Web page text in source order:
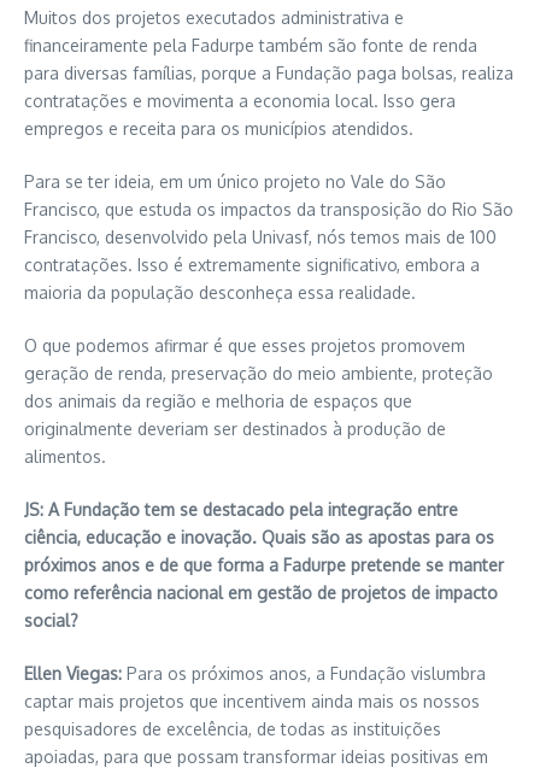
Muitos dos projetos executados administrativa e
financeiramente pela Fadurpe também são fonte de renda
para diversas famílias, porque a Fundação paga bolsas, realiza
contratações e movimenta a economia local. Isso gera
empregos e receita para os municípios atendidos.
Para se ter ideia, em um único projeto no Vale do São
Francisco, que estuda os impactos da transposição do Rio São
Francisco, desenvolvido pela Univasf, nós temos mais de 100
contratações. Isso é extremamente significativo, embora a
maioria da população desconheça essa realidade.
O que podemos afirmar é que esses projetos promovem
geração de renda, preservação do meio ambiente, proteção
dos animais da região e melhoria de espaços que
originalmente deveriam ser destinados à produção de
alimentos.
JS: A Fundação tem se destacado pela integração entre
ciência, educação e inovação. Quais são as apostas para os
próximos anos e de que forma a Fadurpe pretende se manter
como referência nacional em gestão de projetos de impacto
social?
Ellen Viegas: Para os próximos anos, a Fundação vislumbra
captar mais projetos que incentivem ainda mais os nossos
pesquisadores de excelência, de todas as instituições
apoiadas, para que possam transformar ideias positivas em